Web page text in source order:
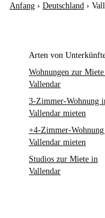
Anfang › Deutschland ›
Arten von
Wohnungen zur
Vallendar
3-Zimmer-Wohnung
Vallendar mieten
+4-Zimmer-
Vallendar mieten
Studios zur Miete in
Vallendar